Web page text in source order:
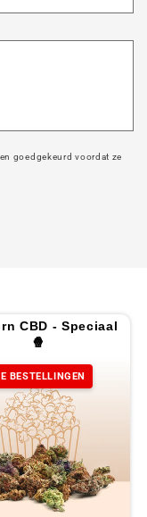
goedgekeurd voordat ze
CBD - Speciaal
🍿
BESTELLINGEN